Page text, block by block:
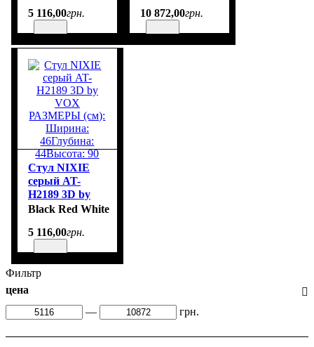
РАЗМЕРЫ
5 116,00грн.
41,6Высота:
10 872,00грн.
Стул NIXIE
серый AT-
H2189 3D by
VOX
(см): Ширина:
Black Red White
5 116,00грн.
Фильтр
цена
—
грн.